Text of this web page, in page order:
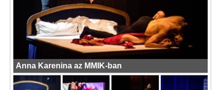
Anna Karenina az MMIK-ban